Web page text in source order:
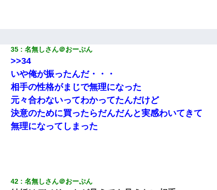
35 名無しさん＠おーぷん
>>34
いや俺が振ったんだ・・・
相手の性格がまじで無理になった
元々合わないってわかってたんだけど
決意のために買ったらだんだんと実感わいてきて
無理になってしまった
42 名無しさん＠おーぷん